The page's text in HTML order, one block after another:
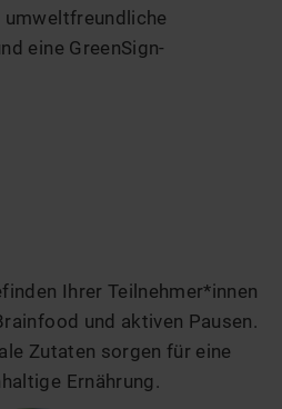
umweltfreundliche
eine GreenSign-
Ihrer Teilnehmer*innen
und aktiven Pausen.
Zutaten sorgen für eine
Ernährung.